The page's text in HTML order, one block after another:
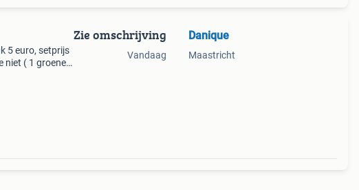
5 euro, setprijs
niet ( 1 groene
Zie omschrijving
Vandaag
Danique
Maastricht